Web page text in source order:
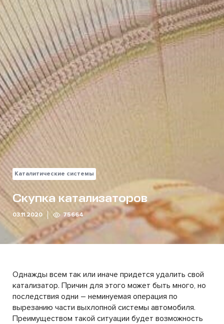
Каталитические системы
Скупка катализаторов
03.11.2020 75664
Однажды всем так или иначе придется удалить свой
катализатор. Причин для этого может быть много, но
последствия одни – неминуемая операция по
вырезанию части выхлопной системы автомобиля.
Преимуществом такой ситуации будет возможность